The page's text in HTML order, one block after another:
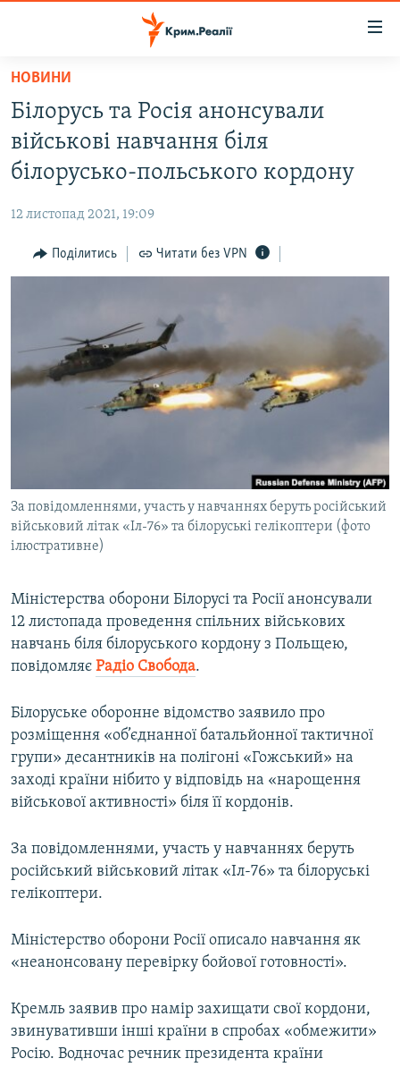
Перейти
основного
матеріалу
Перейти
до
основної
Перейти
до
ВОДА.КРИМ
ВІДЕО ТА ФОТО
БЛОГИ
ПОГЛЯД
СПЕЦПРОЕКТИ
ДЕПОРТАЦІЯ
ВІДЕОУРОКИ «ELIFBE»
ІНФОГРАФІКА
ЯК ОБІЙТИ БЛОКУВАННЯ
ДОЛУЧАЙСЯ!
Усі сайти RFE/RL
НОВИНИ
Білорусь та Росія анонсували
військові навчання біля
білорусько-польського кордону
12 листопад 2021, 19:09
Поділитись Читати без VPN
За повідомленнями, участь у навчаннях беруть російський
військовий літак «Іл-76» та білоруські гелікоптери (фото
ілюстративне)
Міністерства оборони Білорусі та Росії анонсували
12 листопада проведення спільних військових
навчань біля білоруського кордону з Польщею,
повідомляє Радіо Свобода.
Білоруське оборонне відомство заявило про
розміщення «об’єднанної батальйонної тактичної
групи» десантників на полігоні «Гожський» на
заході країни нібито у відповідь на «нарощення
військової активності» біля її кордонів.
За повідомленнями, участь у навчаннях беруть
російський військовий літак «Іл-76» та білоруські
гелікоптери.
Міністерство оборони Росії описало навчання як
«неанонсовану перевірку бойової готовності».
Кремль заявив про намір захищати свої кордони,
звинувативши інші країни в спробах «обмежити»
Росію. Водночас речник президента країни